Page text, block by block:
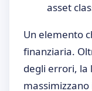
asset
Un elemento
finanziaria.
degli errori, la